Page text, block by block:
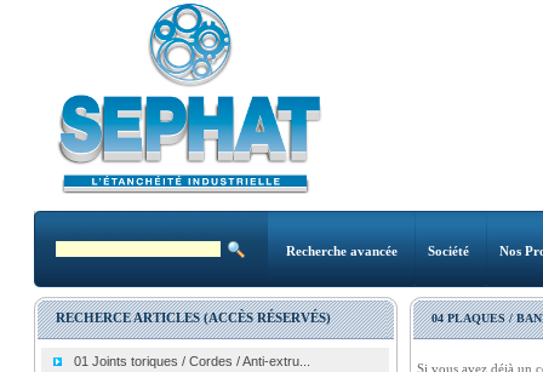
Recherche avancée Société Nos
RECHERCE ARTICLES (ACCÈS RÉSERVÉS)
01 Joints toriques / Cordes / Anti-extru...
04 PLAQUES /
Si vous avez déjà un